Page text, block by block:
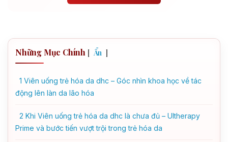
Những Mục Chính [ Ẩn ]
1 Viên uống trẻ hóa da dhc – Góc nhìn khoa học về tác
động lên làn da lão hóa
2 Khi Viên uống trẻ hóa da dhc là chưa đủ – Ultherapy
Prime và bước tiến vượt trội trong trẻ hóa da